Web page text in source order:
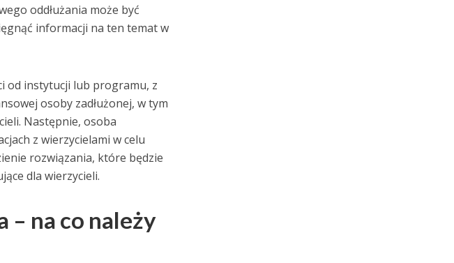
oddłużania może być
informacji na ten temat w
od instytucji lub programu, z
osoby zadłużonej, w tym
Następnie, osoba
z wierzycielami w celu
rozwiązania, które będzie
dla wierzycieli.
– na co należy